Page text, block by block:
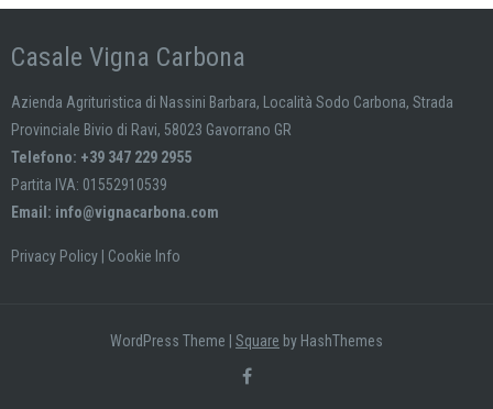
Casale Vigna Carbona
Azienda Agrituristica di Nassini Barbara, Località Sodo Carbona, Strada
Provinciale Bivio di Ravi, 58023 Gavorrano GR
Telefono: +39 347 229 2955
Partita IVA: 01552910539
Email: info@vignacarbona.com
Privacy Policy Cookie Info
WordPress Theme Square by HashThemes